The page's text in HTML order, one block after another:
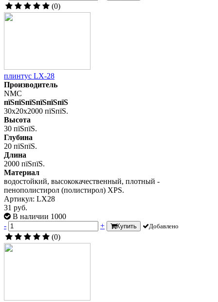
(0)
плинтус LX-28
Производитель
NMC
пїЅпїЅпїЅпїЅпїЅпїЅ
30x20x2000 пїЅпїЅ.
Высота
30 пїЅпїЅ.
Глубина
20 пїЅпїЅ.
Длина
2000 пїЅпїЅ.
Материал
водостойкий, высококачественный, плотный -
пенополистирол (полистирол) XPS.
Артикул: LX28
31 руб.
В наличии 1000
-
+ Купить Добавлено
(0)